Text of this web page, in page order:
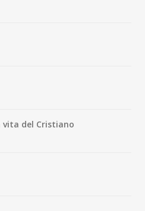
vita del Cristiano